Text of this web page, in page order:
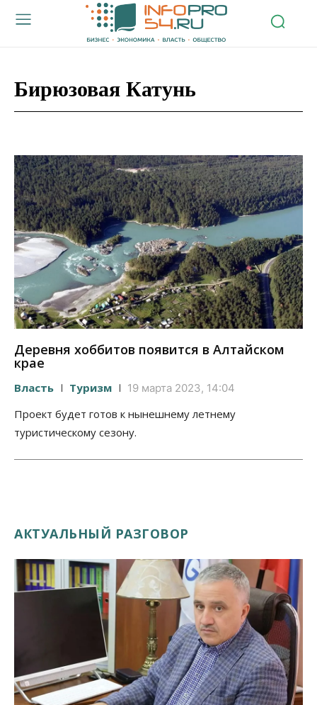
Бирюзовая Катунь
Деревня хоббитов появится в Алтайском
крае
Власть Туризм 19 марта 2023, 14:04
Проект будет готов к нынешнему летнему
туристическому сезону.
АКТУАЛЬНЫЙ РАЗГОВОР